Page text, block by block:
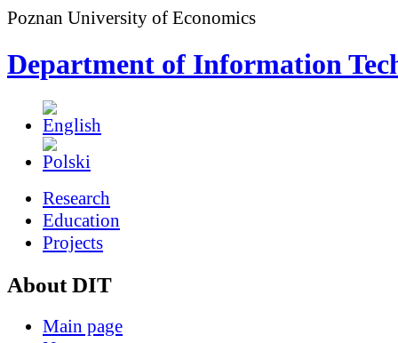
Poznan University of Economics
Department of Information
Research
Education
Projects
About DIT
Main page